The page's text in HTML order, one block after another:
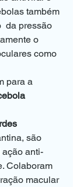
também
da pressão
o
como
para a
são
anti-
Colaboram
macular